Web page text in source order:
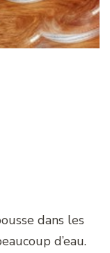
dans les
d’eau.